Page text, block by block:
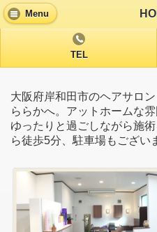
Menu
TEL
大阪府岸和田市のヘアサロ
ららかへ。アットホームな
ゆったりと過ごしながら施
ら徒歩5分、駐車場もござい